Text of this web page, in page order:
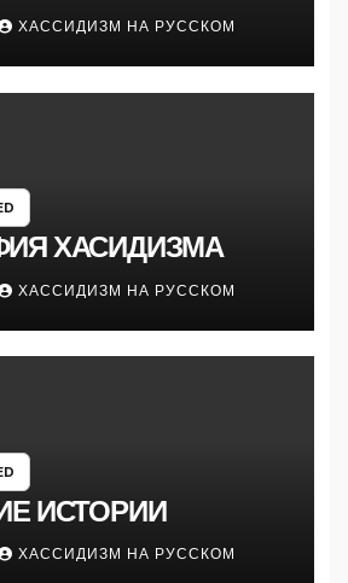
ХАССИДИЗМ НА РУССКОМ
ХАСИДИЗМА
ХАССИДИЗМ НА РУССКОМ
ИСТОРИИ
ХАССИДИЗМ НА РУССКОМ